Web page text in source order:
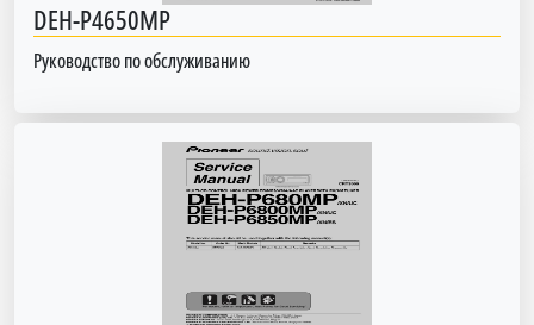
DEH-P4650MP
Руководство по обслуживанию